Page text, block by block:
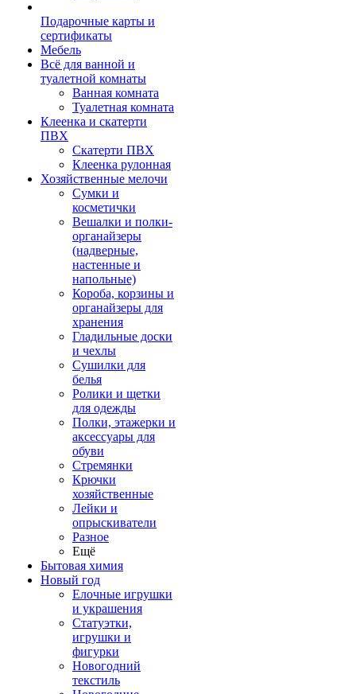
Подарочные карты и
сертификаты
Мебель
Всё для ванной и
туалетной комнаты
Ванная комната
Туалетная комната
Клеенка и скатерти
ПВХ
Скатерти ПВХ
Клеенка рулонная
Хозяйственные мелочи
Сумки и
косметички
Вешалки и полки-
органайзеры
(надверные,
настенные и
напольные)
Короба, корзины и
органайзеры для
хранения
Гладильные доски
и чехлы
Сушилки для
белья
Ролики и щетки
для одежды
Полки, этажерки и
аксессуары для
обуви
Стремянки
Крючки
хозяйственные
Лейки и
опрыскиватели
Разное
Ещё
Бытовая химия
Новый год
Елочные игрушки
и украшения
Статуэтки,
игрушки и
фигурки
Новогодний
текстиль